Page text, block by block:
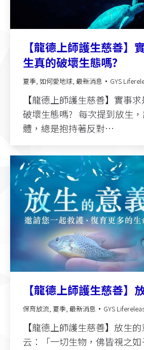
【龍德上師護生慈善】
生真的破壞生態嗎?
夏季, 如何愛地球, 最新消息 GYS
【龍德上師護生慈善】實事
破壞生態嗎? 每次提到放生
體，總是抱持著反對…
【龍德上師護生慈善】
保育放流, 夏季, 最新消息 GYS
【龍德上師護生慈善】放生
云：「一切生物，佛皆視之